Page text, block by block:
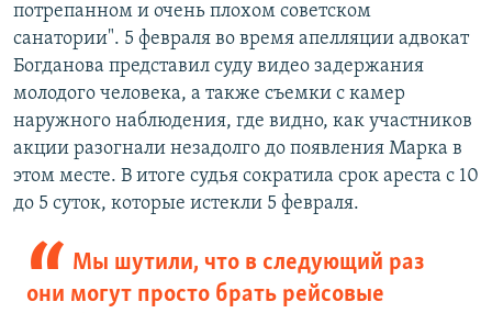
потрепанном и очень плохом советском
санатории". 5 февраля во время апелляции адвокат
Богданова представил суду видео задержания
молодого человека, а также съемки с камер
наружного наблюдения, где видно, как участников
акции разогнали незадолго до появления Марка в
этом месте. В итоге судья сократила срок ареста с 10
до 5 суток, которые истекли 5 февраля.
Мы шутили, что в следующий раз
они могут просто брать рейсовые